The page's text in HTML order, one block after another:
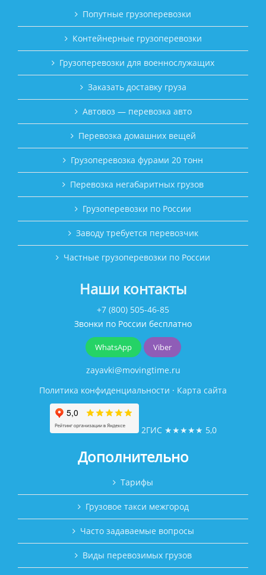
Попутные грузоперевозки
Контейнерные грузоперевозки
Грузоперевозки для военнослужащих
Заказать доставку груза
Автовоз — перевозка авто
Перевозка домашних вещей
Грузоперевозка фурами 20 тонн
Перевозка негабаритных грузов
Грузоперевозки по России
Заводу требуется перевозчик
Частные грузоперевозки по России
Наши контакты
+7 (800) 505-46-85
Звонки по России бесплатно
WhatsApp Viber
zayavki@movingtime.ru
Политика конфиденциальности · Карта сайта
2ГИС ★★★★★ 5,0
Дополнительно
Тарифы
Грузовое такси межгород
Часто задаваемые вопросы
Виды перевозимых грузов